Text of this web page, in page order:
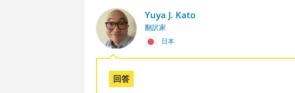
Yuya J. Kato
翻訳家
日本
回答